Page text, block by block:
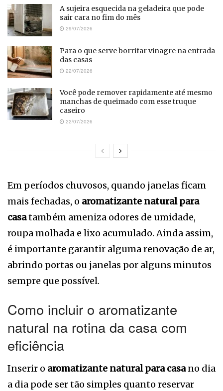
A sujeira esquecida na geladeira que pode
sair cara no fim do mês
29/07/2026
Para o que serve borrifar vinagre na entrada
das casas
22/07/2026
Você pode remover rapidamente até mesmo
manchas de queimado com esse truque
caseiro
22/07/2026
Em períodos chuvosos, quando janelas ficam
mais fechadas, o aromatizante natural para
casatambém ameniza odores de umidade,
roupa molhada e lixo acumulado. Ainda assim,
é importante garantir alguma renovação de ar,
abrindo portas ou janelas por alguns minutos
sempre que possível.
Como incluir o aromatizante
natural na rotina da casa com
eficiência
Inserir o aromatizante natural para casano dia
a dia pode ser tão simples quanto reservar